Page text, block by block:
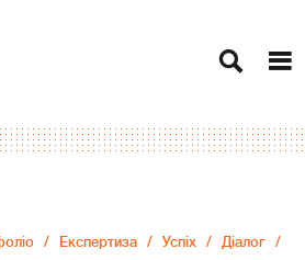
Експертиза Успіх
Діалог